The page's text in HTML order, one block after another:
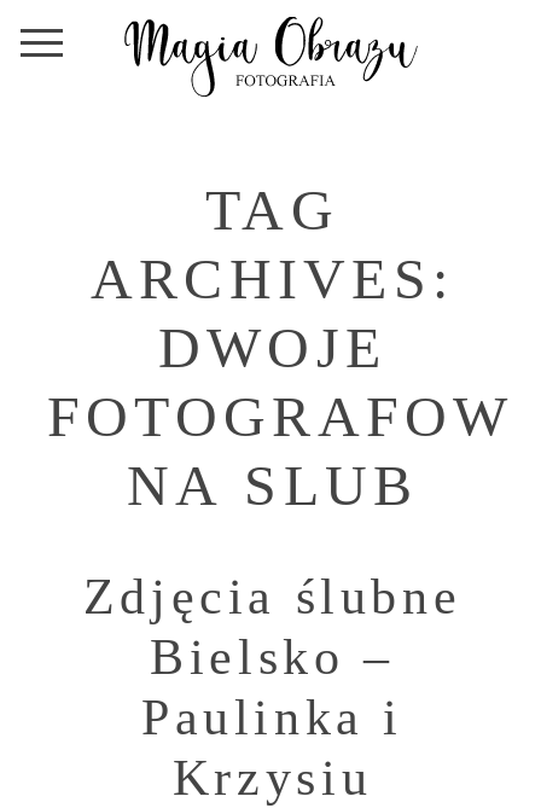
TAG
ARCHIVES:
DWOJE
FOTOGRAFOW
NA SLUB
Zdjęcia ślubne
Bielsko –
Paulinka i
Krzysiu